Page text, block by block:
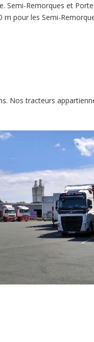
Semi-Remorques et
m pour les Semi-
Nos tracteurs